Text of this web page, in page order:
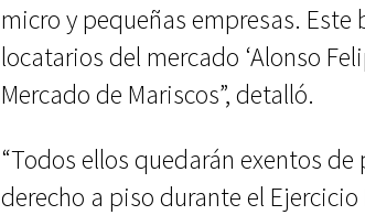
micro y pequeñas empresas.
locatarios del mercado ‘Alonso
Mercado de Mariscos”, detalló.
“Todos ellos quedarán exentos
derecho a piso durante el Ejercicio